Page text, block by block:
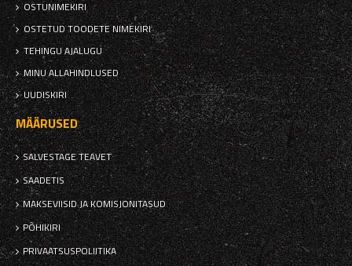
OSTUNIMEKIRI
OSTETUD TOODETE NIMEKIRI
TEHINGU AJALUGU
MINU ALLAHINDLUSED
UUDISKIRI
MÄÄRUSED
SALVESTAGE TEAVET
SAADETIS
MAKSEVIISID JA KOMISJONITASUD
PÕHIKIRI
PRIVAATSUSPOLIITIKA